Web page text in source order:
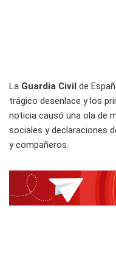
La Guardia Civil de
trágico desenlace y los
noticia causó una ola de
sociales y declaraciones
y compañeros.